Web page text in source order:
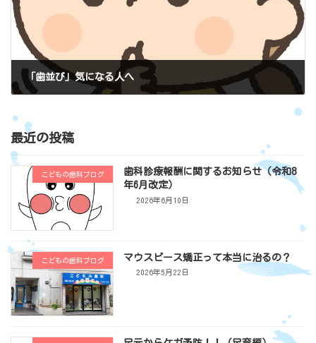
「歯並び」気になる人へ
最近の投稿
こどもの歯科ブログ
歯科診療報酬に関するお知らせ（令和8
年6月改定）
2026年6月10日
こどもの歯科ブログ マウスピース矯正って本当に治るの？
2026年5月22日